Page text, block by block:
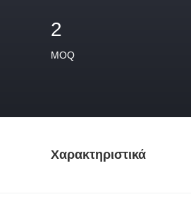
2
MOQ
Χαρακτηριστικά